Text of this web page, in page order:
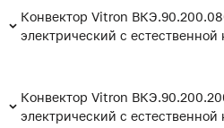
Конвектор Vitron
электрический с естественной
Конвектор Vitron
электрический с естественной